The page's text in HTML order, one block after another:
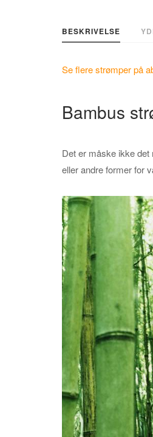
BESKRIVELSE
Se flere strømper på
Bambus
Det er måske ikke det
eller andre former for